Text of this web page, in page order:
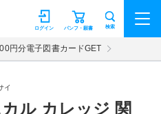
パンフ・願書
ログイン 検索
円分電子図書カードGET
イ
ル カレッジ 関